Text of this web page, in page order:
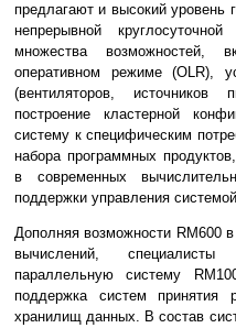
предлагают и высокий уровень
непрерывной
множества возможностей,
оперативном режиме (OLR),
(вентиляторов,
построение кластерной
систему к специфическим
набора программных
в современных
поддержки управления
Дополняя возможности RM600
вычислений,
параллельную систему
поддержка систем принятия
хранилищ данных. В состав